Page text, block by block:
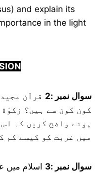
and explain its
in the light
سوال نمبر :2
قرآن
کون کون سے ہیں؟
ہوئے واضح کریں کہ
میں غربت کو کیسے کم
سوال نمبر :3
اسلام میں